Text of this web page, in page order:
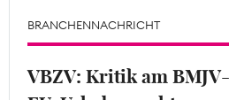
BRANCHENNACHRICHT
VBZV: Kritik am